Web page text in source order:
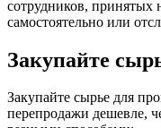
сотрудников, принятых
самостоятельно или
Закупайте
Закупайте сырье для
перепродажи дешевле,